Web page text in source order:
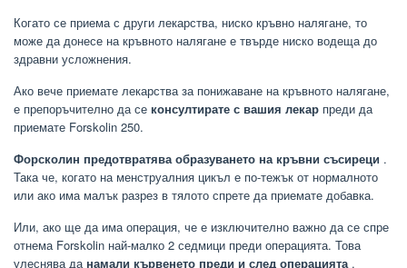
Когато се приема с други лекарства, ниско кръвно налягане, то
може да донесе на кръвното налягане е твърде ниско водеща до
здравни усложнения.
Ако вече приемате лекарства за понижаване на кръвното налягане,
е препоръчително да се консултирате с вашия лекар преди да
приемате Forskolin 250.
Форсколин предотвратява образуването на кръвни съсиреци .
Така че, когато на менструалния цикъл е по-тежък от нормалното
или ако има малък разрез в тялото спрете да приемате добавка.
Или, ако ще да има операция, че е изключително важно да се спре
отнема Forskolin най-малко 2 седмици преди операцията. Това
улеснява да намали кървенето преди и след операцията.